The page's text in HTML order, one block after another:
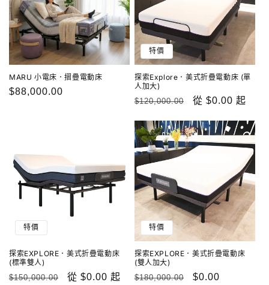
MARU 小電床．摺疊電動床
定
$88,000.00
特價
探索Explore．美式折疊電動床 (單
人加大)
定
$120,000.00
售
從 $0.00 起
特價
探索EXPLORE．美式折疊電動床
(標準雙人)
定
$150,000.00
售
從 $0.00 起
特價
探索EXPLORE．美式折疊電動床
(雙人加大)
定
$180,000.00
售
$0.00